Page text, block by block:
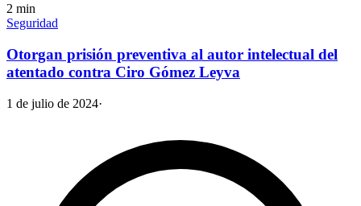
2 min
Seguridad
Otorgan prisión preventiva al autor intelectual del
atentado contra Ciro Gómez Leyva
1 de julio de 2024·